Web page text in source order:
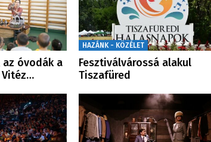
az óvodák a
Vitéz…
HAZÁNK - KÖZÉLET
Fesztiválvárossá alakul
Tiszafüred